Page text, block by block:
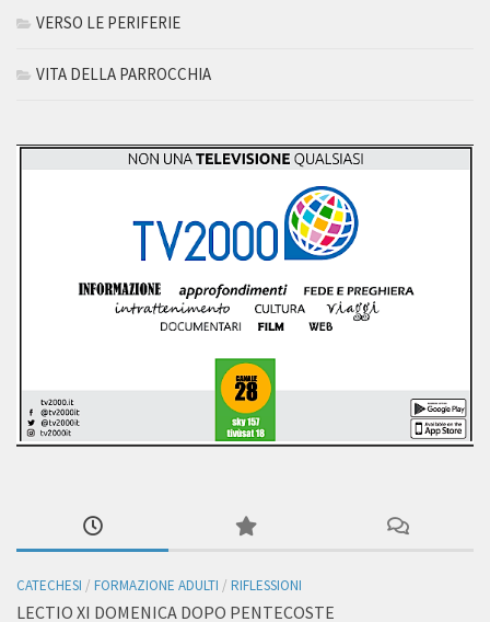
VERSO LE PERIFERIE
VITA DELLA PARROCCHIA
CATECHESI / FORMAZIONE ADULTI / RIFLESSIONI
LECTIO XI DOMENICA DOPO PENTECOSTE